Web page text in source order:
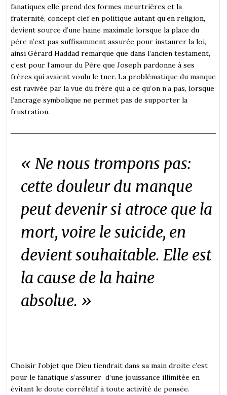
fanatiques elle prend des formes meurtrières et la
fraternité, concept clef en politique autant qu’en religion,
devient source d’une haine maximale lorsque la place du
père n’est pas suffisamment assurée pour instaurer la loi,
ainsi Gérard Haddad remarque que dans l’ancien testament,
c’est pour l’amour du Père que Joseph pardonne à ses
frères qui avaient voulu le tuer. La problématique du manque
est ravivée par la vue du frère qui a ce qu’on n’a pas, lorsque
l’ancrage symbolique ne permet pas de supporter la
frustration.
«Ne nous trompons pas:
cette douleur du manque
peut devenir si atroce que la
mort, voire le suicide, en
devient souhaitable. Elle est
la cause de la haine
absolue. »
Choisir l’objet que Dieu tiendrait dans sa main droite c’est
pour le fanatique s’assurer d’une jouissance illimitée en
évitant le doute corrélatif à toute activité de pensée.